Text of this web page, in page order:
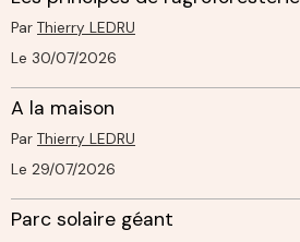
Par Thierry LEDRU
Le 30/07/2026
A la maison
Par Thierry LEDRU
Le 29/07/2026
Parc solaire géant